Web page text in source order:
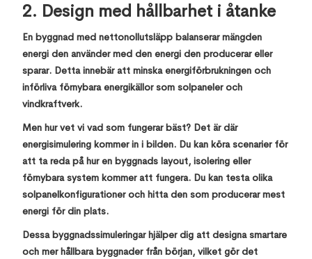
2. Design med hållbarhet i åtanke
En byggnad med nettonollutsläpp balanserar mängden
energi den använder med den energi den producerar eller
sparar. Detta innebär att minska energiförbrukningen och
införliva förnybara energikällor som solpaneler och
vindkraftverk.
Men hur vet vi vad som fungerar bäst? Det är där
energisimulering kommer in i bilden. Du kan köra scenarier för
att ta reda på hur en byggnads layout, isolering eller
förnybara system kommer att fungera. Du kan testa olika
solpanelkonfigurationer och hitta den som producerar mest
energi för din plats.
Dessa byggnadssimuleringar hjälper dig att designa smartare
och mer hållbara byggnader från början, vilket gör det